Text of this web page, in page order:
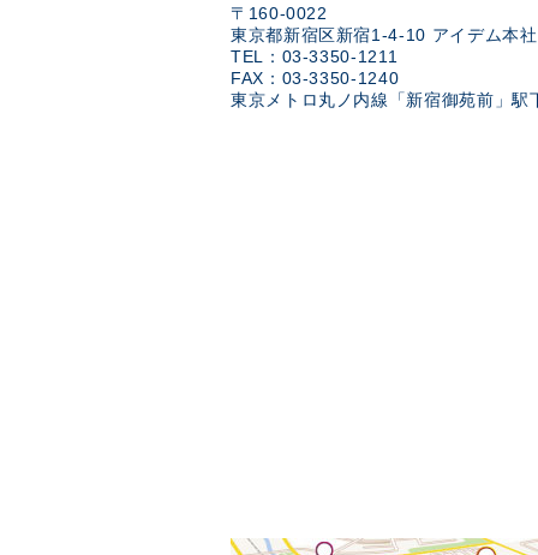
〒160-0022
東京都新宿区新宿1-4-10 アイデム本
TEL：03-3350-1211
FAX：03-3350-1240
東京メトロ丸ノ内線「新宿御苑前」駅